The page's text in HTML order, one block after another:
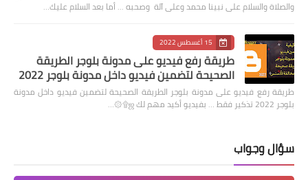
والصلاة والسلام على نبينا محمد وعلى آلة وصحبه ... أما بعد السلام عليك…
15 أغسطس 2022
طريقة رفع فيديو على مدونة بلوجر الطريقة
الصحيحة لتضمين فيديو داخل مدونة بلوجر 2022
طريقة رفع فيديو على مدونة بلوجر الطريقة الصحيحة لتضمين فيديو داخل مدونة
بلوجر 2022 تذكير فقط … بفيديو أكيد مهم لك ஜ۩۞…
سؤال وجواب